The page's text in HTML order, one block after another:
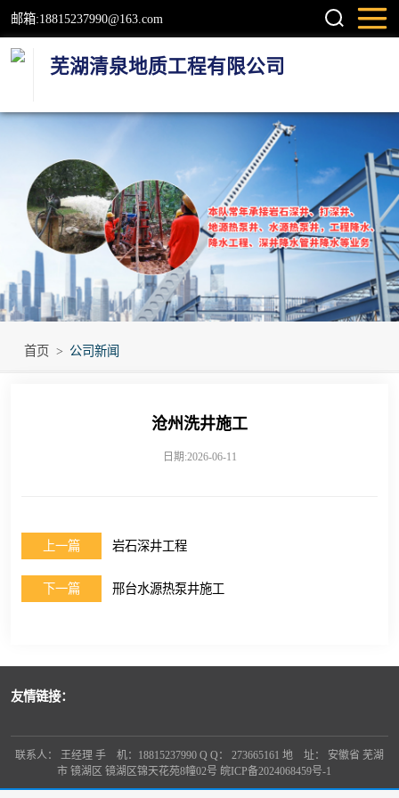
邮箱:18815237990@163.com
芜湖清泉地质工程有限公司
首页 > 公司新闻
沧州洗井施工
日期:2026-06-11
上一篇 岩石深井工程
下一篇 邢台水源热泵井施工
友情链接：
联系人： 王经理 手 机：18815237990 Q Q： 273665161 地 址： 安徽省 芜湖
市 镜湖区 镜湖区锦天花苑8幢02号 皖ICP备2024068459号-1
检测井
地源热泵井
温泉地热井
岩石井
工程降水井